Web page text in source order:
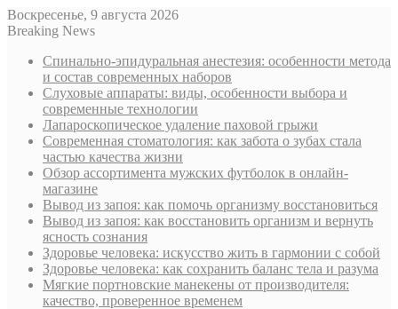
Воскресенье, 9 августа 2026
Breaking News
Спинально-эпидуральная анестезия: особенности метода
и состав современных наборов
Слуховые аппараты: виды, особенности выбора и
современные технологии
Лапароскопическое удаление паховой грыжи
Современная стоматология: как забота о зубах стала
частью качества жизни
Обзор ассортимента мужских футболок в онлайн-
магазине
Вывод из запоя: как помочь организму восстановиться
Вывод из запоя: как восстановить организм и вернуть
ясность сознания
Здоровье человека: искусство жить в гармонии с собой
Здоровье человека: как сохранить баланс тела и разума
Мягкие портновские манекены от производителя:
качество, проверенное временем